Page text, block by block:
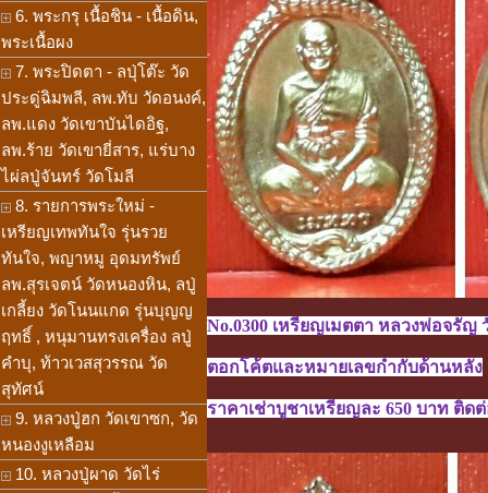
6. พระกรุ เนื้อชิน - เนื้อดิน,
พระเนื้อผง
7. พระปิดตา - ลปุ่โต๊ะ วัด
ประดู่ฉิมพลี, ลพ.ทับ วัดอนงค์,
ลพ.แดง วัดเขาบันไดอิฐ,
ลพ.ร้าย วัดเขายี่สาร, แร่บาง
ไผ่ลปู่จันทร์ วัดโมลี
8. รายการพระใหม่ -
เหรียญเทพทันใจ รุ่นรวย
ทันใจ, พญาหมู อุดมทรัพย์
ลพ.สุรเจตน์ วัดหนองหิน, ลปู่
เกลี้ยง วัดโนนแกด รุ่นบุญญ
ฤทธิ์ , หนุมานทรงเครื่อง ลปู่
คำบุ, ท้าวเวสสุวรรณ วัด
สุทัศน์
9. หลวงปู่ฮก วัดเขาซก, วัด
หนองงูเหลือม
10. หลวงปู่ผาด วัดไร่
No.0300 เหรียญเมตตา หลวงพ่อจรั
ตอกโค้ตและหมายเลขกำกับด้านหลัง
ราคาเช่าบูชาเหรียญละ 650 บาท ติด